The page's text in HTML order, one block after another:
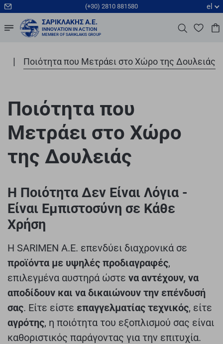
(+30) 2810 881580 el
ΣΑΡΙΚΛΆΚΗΣ Α.Ε.
INNOVATION IN ACTION
MEMBER OF SARIKLAKIS GROUP
| Ποιότητα που Μετράει στο Χώρο της Δουλειάς
Ποιότητα που
Μετράει στο Χώρο
της Δουλειάς
Η Ποιότητα Δεν Είναι Λόγια -
Είναι Εμπιστοσύνη σε Κάθε
Χρήση
Η SARIMEN Α.Ε. επενδύει διαχρονικά σε
προϊόντα με υψηλές προδιαγραφές,
επιλεγμένα αυστηρά ώστε να αντέχουν, να
αποδίδουν και να δικαιώνουν την επένδυσή
σας. Είτε είστε επαγγελματίας τεχνικός, είτε
αγρότης, η ποιότητα του εξοπλισμού σας είναι
καθοριστικός παράγοντας για την επιτυχία.